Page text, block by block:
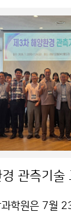
와 만나 가뭄
안을 논의하
관측기술
학원은 7월